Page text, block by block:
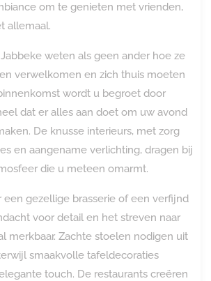
om te genieten met vrienden,
allemaal.
weten als geen ander hoe ze
verwelkomen en zich thuis moeten
wordt u begroet door
dat er alles aan doet om uw avond
De knusse interieurs, met zorg
en aangename verlichting, dragen bij
die u meteen omarmt.
een gezellige brasserie of een verfijnd
voor detail en het streven naar
merkbaar. Zachte stoelen nodigen uit
smaakvolle tafeldecoraties
touch. De restaurants creëren